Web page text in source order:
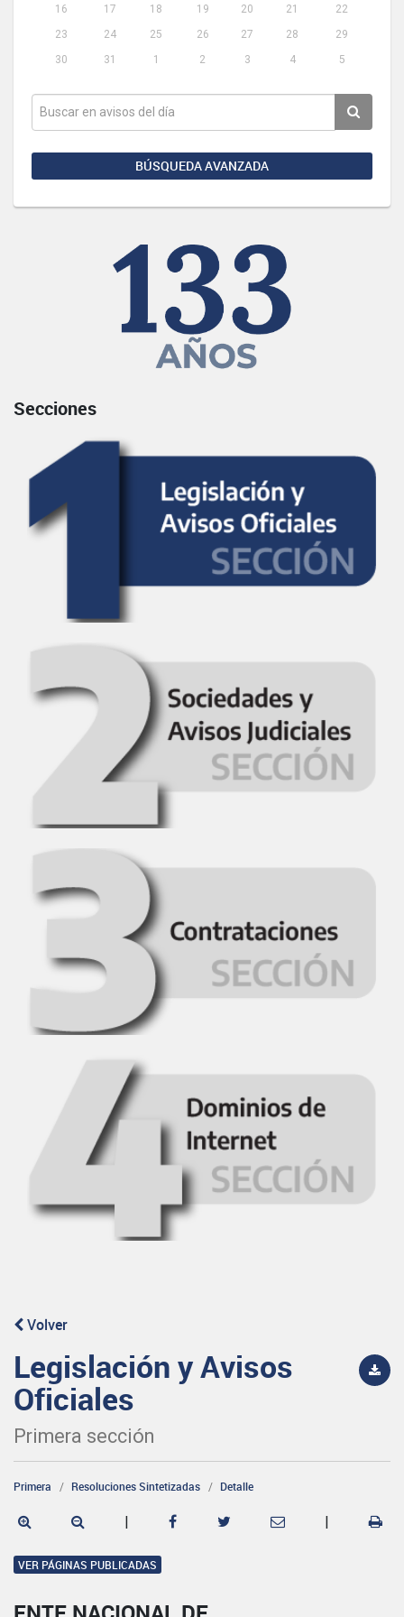
16
17 18 19 20 21
22
23
24 25 26 27 28
29
30
31 1 2 3 4 5
BÚSQUEDA AVANZADA
Secciones
Volver
Legislación y Avisos
Oficiales
Primera sección
Primera Resoluciones Sintetizadas Detalle
| |
VER PÁGINAS PUBLICADAS